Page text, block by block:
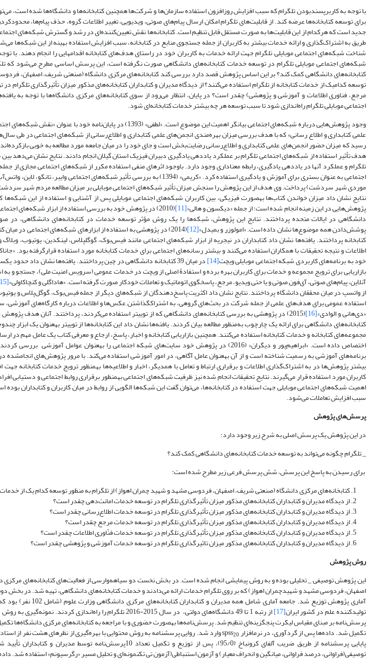
با توجه به کاربرپسندبودن تلگرام که سبب افزایش روزافزون استفاده سازمان‌ها و شرکت‌ها همچنین کتابخانه‌ها و دانشگاه‌ها شده است،
برای توسعه کتابخانه‌ها عرضه کند. از قابلیت‌های تلگرام امکان ارسال پیام‌های صوتی، ویدیویی، تغییر اطلاعات گروه، حذف پیام‌ها،
جدید است که هرکدام از این قابلیت‌ها به صورت مستقل قابل تنظیم است. کتابخانه‌ها نقش تعیین‌کننده‌ای در رشد و گسترش شبکه‌های
طریق به اشتراک‌گذاری و ارائه خدمات بیشتر به کاربران از جمله جستجوی منابع در کتابخانه، سبب افزایش استفاده بهینه از این شبکه‌ها
شناخت شبکه‌های اجتماعی موبایلی تلگرام جهت ارائه خدمات به کاربران خود در راستای هدف‌های کتابخانه اقدام‫هایی را انجام دهند. با
شبکه‌های اجتماعی موبایلی تلگرام در توسعه خدمات کتابخانه‌های دانشگاهی صورت نگرفته است، این پرسش اساسی مطرح می‌شود که
کتابخانه‌های دانشگاهی کمک کند؟ بر این اساس پژوهش قصد دارد بررسی کند کتابخانه‌های مرکزی دانشگاه (صنعتی شریف، اصفهان،
توسعه کدام‫یک از خدمات کتابخانه از تلگرام استفاده می‌کنند؟ از دیدگاه مدیران و کتابداران کتابخانه‌های مذکور میزان تأثیرگذاری تلگرام
مرجع، فناوری اطلاعات و آموزشی و پژوهشی) چقدر است؟ در پایان، انتظار می‌رود از سوی کتابخانه‌های مرکزی دانشگاه‌ها با توجه به
اجتماعی موبایلی تلگرام راه‌اندازی شود تا سبب توسعه هر چه بیشتر خدمات کتابخانه‌ای شود.
وجود پژوهش‌هایی درباره شبکه‌های اجتماعی بیانگر اهمیت این موضوع است. «لطفی» (1393) در
هدف تأثیر استفاده از شبکه‌های اجتماعی تلگرام بر عملکرد یاددهی یادگیری دبیران فیزیک استان گیلان انجام دادند. نتایج نشان می‌دهد
تلگرام و عملکرد آنها در یاددهی یادگیری، رابطه معناداری وجود دارد. باوجود اثرهای منفی استفاده مکرر از شبکه‌های اجتماعی مجازی از
اجتماعی به عنوان بستری برای آموزش و یادگیری استفاده کرد. «کریمی» (1394) به بررسی تأثیر شبکه‌های
موردی شهر سردشت) پرداخت. وی هدف از این پژوهش را سنجش میزان تأثیر شبکه‌های اجتماعی موبایلی بر میزان مطالعه مردم شهر
نتایج نشان داد میزان خواندن کتاب‌ها به‫صورت فیزیکی، بین کاربران شبکه‌های اجتماعی موبایلی پس از آشنایی و استفاده
پژوهش‌هایی در این زمینه انجام شده است؛ از جمله «دیکسون و هالی»[11] (2010) در پژوهش خود به بررسی استفاده از ابزار شبکه‌های
دانشگاهی در ایالات متحده پرداختند. نتایج این پژوهش، شبکه‌ها را یک روش مؤثر توسعه خدمات در کتابخانه‌های دانشگاهی،
پوشش‌دادن همه موضوع‌ها نشان داده است. «امولوزر و بمیدل»[12] (2014) در پژوهشی به استفاده از ابزارهای شبکه‌های اجتماعی در
کتابخانه پرداختند. یافته‌ها نشان داد کتابداران در نیجریه از ابزار
اطلاعات و نتیجه تحقیقات با همکاران استفاده می‌کنند و بیشتر رسانه‌های اجتماعی برای خدمات کتابخانه مورد استفاده قرارگرفته بود.
خود به برنامه‌های کاربردی شبکه اجتماعی موبایلی ویچت[14]
آنلاین، پیام‌های صوتی، آی‌فون صوتی و یا حتی ویدیو، مرجع، پاسخگوی اتوماتیک و تعاملات خودکار صورت گرفته است. «هاداگلی و کنچاکاولی»[15]
از واتسپ در میان محققان دانشگاه پرداختند. نتایج نشان داد اکثریت پاسخ‌دهندگان از شبکه‌های دیگر از جمله فیس‌بوک، گوگل‌پلاس و
استفاده عمومی برای هدف‌‫های علمی از جمله شرکت در بحث‌های گروهی، به اشتراک‫گذاشتن عکس‌ها و
«دی‌هانی و الوادی»[16] (2015) در پژوهشی به بررسی کتابخانه‌های دانشگاهی که از توییتر استفاده می‌کردند، پرداختند. ‌آنان هدف
کتابخانه‌های دانشگاهی برای ارائه یک چارچوب به‌منظور
مجموعه‌های کتابخانه و خدمات کتابخانه استفاده می‌کنند. همچنین بازاریابی کتابخانه و اخبار، پاسخ، ارجاع و معرفی کتاب یک عامل مهم در
اختصاص داده است. «ابراهیم‌پور و دیگران» (2016) در پژوهش خود سایت‌های
برنامه‌های آموزشی به
بیشتر پژوهش‌ها در به اشتراک‌گذاری اطلاعات و برقراری ارتباط و تعامل با
کاربران مورد استفاده قرار می‌گیرند. نتایج تحقیقات انجام شده نیز ظرفیت شبکه‌های اجتماعی
اهمیت شبکه‌های اجتماعی موبایلی جهت استفاده در کتابخانه‌ها، می‌توان گفت این شبکه‌ها الگویی از روابط در میان کاربران و کتابداران
سبب افزایش تعاملات می‌شود.
پرسشهای پژوهش
در این پژوهش یک پرسش اصلی به شرح زیر وجود دارد:
_ تلگرام چگونه می‌تواند به توسعه خدمات کتابخانه‌های دانشگاهی کمک کند؟
برای رسیدن به پاسخ این پرسش، شش پرسش فرعی زیر مطرح شده است:
کتابخانه‌های مرکزی دانشگاه (صنعتی شریف، اصفهان، فردوسی مشهد و شهید چمران اهواز) از تلگرام به منظور توسعه کدام یک از خدمات
از دیدگاه مدیران و کتابداران کتابخانه‌های مذکور میزان تأثیرگذاری تلگرام در توسعه خدمات امانت‌دهی چقدر است؟
از دیدگاه مدیران و کتابداران کتابخانه‌های مذکور میزان تأثیرگذاری تلگرام در توسعه خدمات اطلاع‌رسانی چقدر است؟
از دیدگاه مدیران و کتابداران کتابخانه‌های مذکور میزان تأثیرگذاری تلگرام در توسعه خدمات مرجع چقدر است؟
از دیدگاه مدیران و کتابداران کتابخانه‌های مذکور میزان تأثیرگذاری تلگرام در توسعه خدمات فنّاوری اطلاعات چقدر است؟
از دیدگاه مدیران و کتابداران کتابخانه‌های مذکور میزان تاثیرگذاری تلگرام در توسعه خدمات آموزشی و پژوهشی چقدر است؟
روشپژوهش
این پژوهش توصیفی _ تحلیلی بوده و به روش پیمایشی انجام شده است. در بخش نخست دو سیاهه‌وارسی از فعالیت‌های کتابخانه‌های
آماری پژوهش توزیع شد. جامعه
تولیدکننده علم در کشور ایران[17] از رتبه 1 تا 49 دانشگاه‌های دولتی، در سال 2015-2016 تلگرام را
تکمیل شد. داده‌ها پس از گردآوری، در نرم‫افزار spss 20 وارد شد. روایی پرسش‫نامه به روش محتوایی‌ با بهره‌گیری از نظرهای هشت
پایایی پرسش‫نامه از طریق ضریب آلفای کرونباخ (95/0)، پس از توزیع و تکمیل تعداد
توصیفی(فراوانی، درصد فراوانی، میانگین و انحراف معیار) و آزمون استنباطی(آزمون تی‌ تک‫نمونه‌ای و تحلیل مسیر «رگرسیونم» استفاده شد. داده‌ها نیز از توزیع نرمال برخوردار بود.